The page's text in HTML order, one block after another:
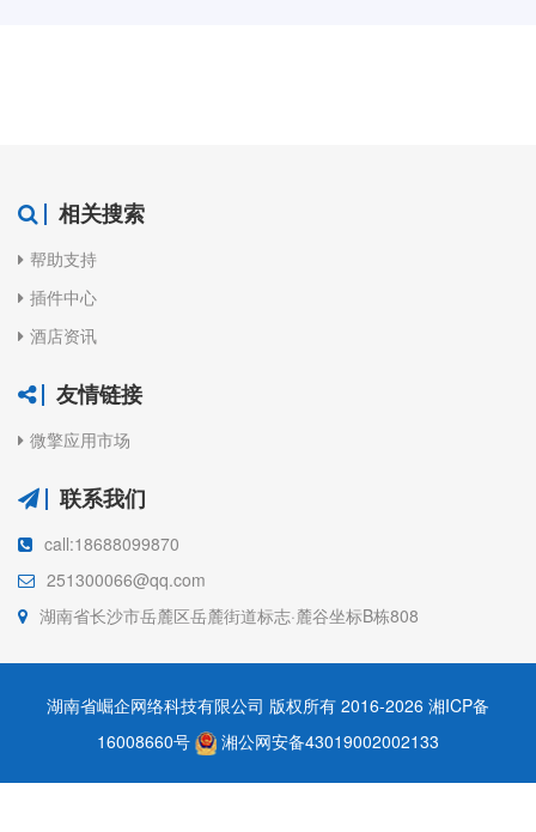
相关搜索
帮助支持
插件中心
酒店资讯
友情链接
微擎应用市场
联系我们
call:18688099870
251300066@qq.com
湖南省长沙市岳麓区岳麓街道标志·麓谷坐标B栋808
湖南省崛企网络科技有限公司 版权所有 2016-2026 湘ICP备
16008660号
湘公网安备43019002002133